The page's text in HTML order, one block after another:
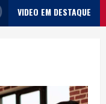
VIDEO EM DESTAQUE